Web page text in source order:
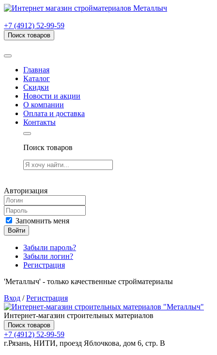
+7 (4912) 52-99-59
Поиск товаров
Главная
Каталог
Скидки
Новости и акции
О компании
Оплата и доставка
Контакты
Поиск товаров
Авторизация
Запомнить меня
Войти
Забыли пароль?
Забыли логин?
Регистрация
'Металлыч' - только качественные стройматериалы
Вход /Регистрация
Интернет-магазин строительных материалов
Поиск товаров
+7 (4912) 52-99-59
г.Рязань, НИТИ, проезд Яблочкова, дом 6, стр. В